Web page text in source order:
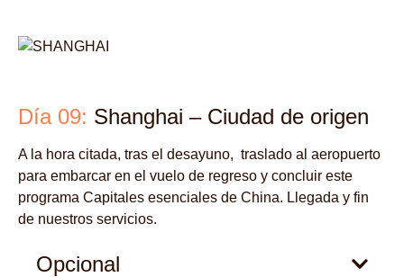
Día 09: Shanghai – Ciudad de origen
A la hora citada, tras el desayuno, traslado al aeropuerto
para embarcar en el vuelo de regreso y concluir este
programa Capitales esenciales de China. Llegada y fin
de nuestros servicios.
Opcional